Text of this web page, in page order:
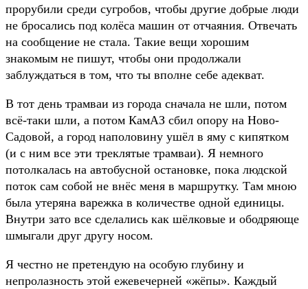
прорубили среди сугробов, чтобы другие добрые люди
не бросались под колёса машин от отчаяния. Отвечать
на сообщение не стала. Такие вещи хорошим
знакомым не пишут, чтобы они продолжали
заблуждаться в том, что ты вполне себе адекват.
В тот день трамваи из города сначала не шли, потом
всё-таки шли, а потом КамАЗ сбил опору на Ново-
Садовой, а город наполовину ушёл в яму с кипятком
(и с ним все эти треклятые трамваи). Я немного
потолкалась на автобусной остановке, пока людской
поток сам собой не внёс меня в маршрутку. Там мною
была утеряна варежка в количестве одной единицы.
Внутри зато все сделались как шёлковые и ободряюще
шмыгали друг другу носом.
Я честно не претендую на особую глубину и
непролазность этой ежевечерней «жёпы». Каждый